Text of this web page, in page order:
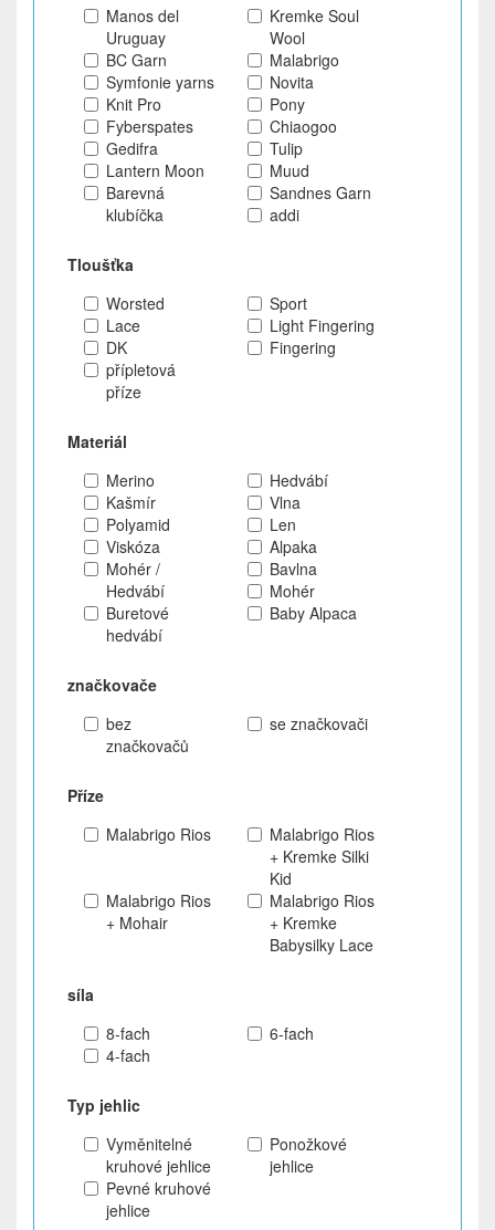
Manos del
Uruguay
Kremke Soul
Wool
BC Garn
Malabrigo
Symfonie yarns
Novita
Knit Pro
Pony
Fyberspates
Chiaogoo
Gedifra
Tulip
Lantern Moon
Muud
Barevná
klubíčka
Sandnes Garn
addi
Tloušťka
Worsted
Sport
Lace
Light Fingering
DK
Fingering
přípletová
příze
Materiál
Merino
Hedvábí
Kašmír
Vlna
Polyamid
Len
Viskóza
Alpaka
Mohér /
Hedvábí
Bavlna
Mohér
Buretové
hedvábí
Baby Alpaca
značkovače
bez
značkovačů
se značkovači
Příze
Malabrigo Rios
Malabrigo Rios
+ Kremke Silki
Kid
Malabrigo Rios
+ Mohair
Malabrigo Rios
+ Kremke
Babysilky Lace
síla
8-fach
6-fach
4-fach
Typ jehlic
Vyměnitelné
kruhové jehlice
Ponožkové
jehlice
Pevné kruhové
jehlice